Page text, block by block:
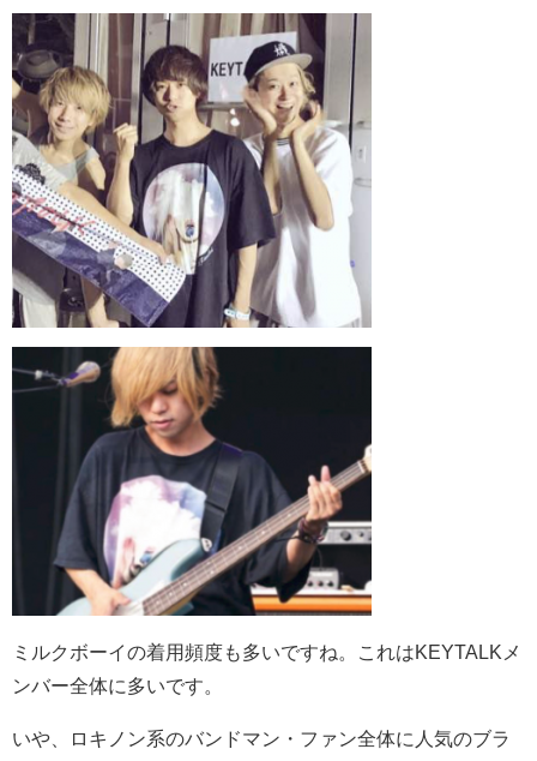
ミルクボーイの着用頻度も多いですね。これはKEYTALKメ
ンバー全体に多いです。
いや、ロキノン系のバンドマン・ファン全体に人気のブラ